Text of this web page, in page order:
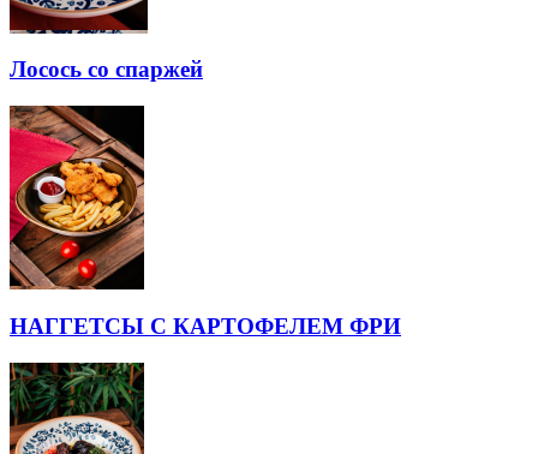
Лосось со спаржей
НАГГЕТСЫ С КАРТОФЕЛЕМ ФРИ